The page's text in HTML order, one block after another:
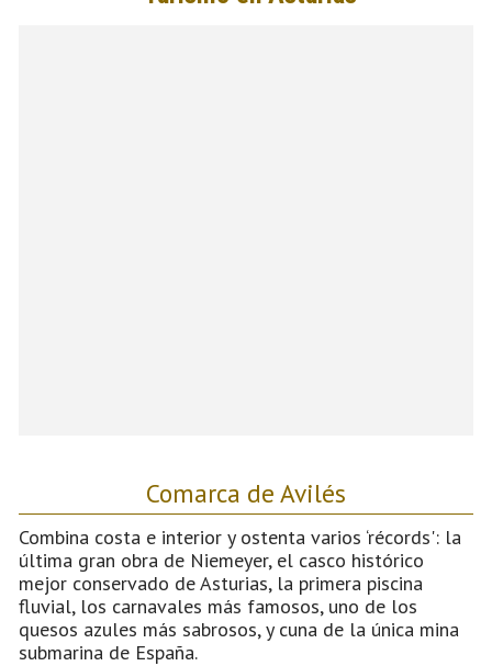
Comarca de Avilés
Combina costa e interior y ostenta varios ‘récords': la
última gran obra de Niemeyer, el casco histórico
mejor conservado de Asturias, la primera piscina
fluvial, los carnavales más famosos, uno de los
quesos azules más sabrosos, y cuna de la única mina
submarina de España.